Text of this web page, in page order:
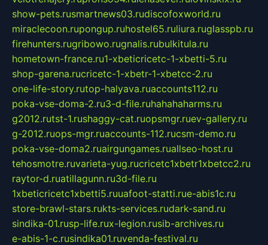
show-pets.rusmartnews03.rudiscofoxworld.ru
miraclecoon.rupongup.ruhostel65.ruliura.ruglasspb.ru
firehunters.rugribowo.rugnalis.rubulkitula.ru
hometown-france.ru1-xbeticricetc-1-xbetti-5.ru
shop-garena.rucricetc-1-xbetr-1-xbetcc-2.ru
one-life-story.rutop-halyava.ruaccounts112.ru
poka-vse-doma-2.ru3-d-file.ruhahahaharms.ru
g2012.rutst-1.rushaggy-cat.ruopsmgr.ruev-gallery.ru
g-2012.ruops-mgr.ruaccounts-112.rucsm-demo.ru
poka-vse-doma2.ruairgungames.ruallseo-host.ru
tehosmotre.ruvarieta-yug.rucricetc1xbetr1xbetcc2.ru
raytor-d.ruatillagunn.ru3d-file.ru
1xbeticricetc1xbetti5.ruuafoot-statti.rue-abis1c.ru
store-brawl-stars.rukts-services.rudark-sand.ru
sindika-01.rusp-life.rux-legion.rusib-archives.ru
e-abis-1-c.rusindika01.ruvenda-festival.ru